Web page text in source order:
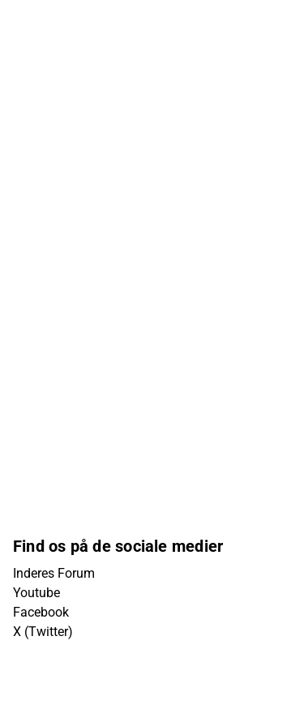
Find os på de sociale medier
Inderes Forum
Youtube
Facebook
X (Twitter)